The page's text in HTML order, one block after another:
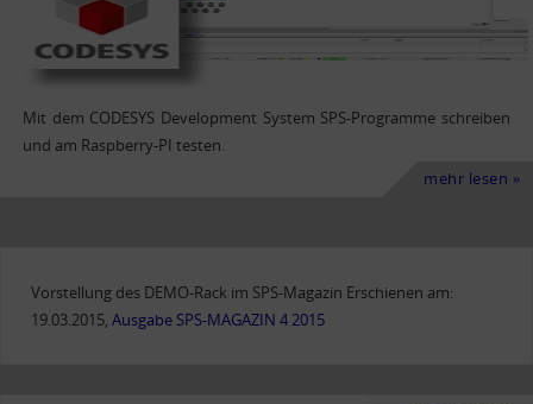
Mit dem CODESYS Development System SPS-Programme schreiben
und am Raspberry-PI testen.
mehr lesen »
Vorstellung des DEMO-Rack im SPS-Magazin Erschienen am:
19.03.2015,Ausgabe SPS-MAGAZIN 4 2015